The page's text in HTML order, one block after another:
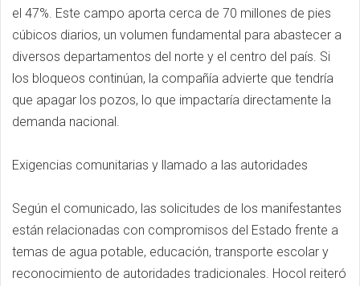
el 47%. Este campo aporta cerca de 70 millones de pies
cúbicos diarios, un volumen fundamental para abastecer a
diversos departamentos del norte y el centro del país. Si
los bloqueos continúan, la compañía advierte que tendría
que apagar los pozos, lo que impactaría directamente la
demanda nacional.
Exigencias comunitarias y llamado a las autoridades
Según el comunicado, las solicitudes de los manifestantes
están relacionadas con compromisos del Estado frente a
temas de agua potable, educación, transporte escolar y
reconocimiento de autoridades tradicionales. Hocol reiteró